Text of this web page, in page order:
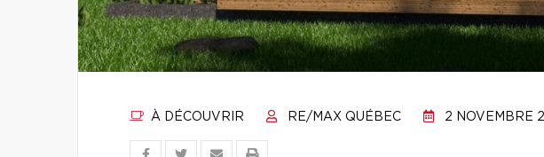
À DÉCOUVRIR RE/MAX QUÉBEC 2 NOVEMBRE